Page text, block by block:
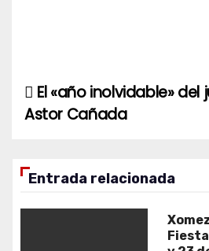
Navegación
de
entradas
El «año inolvidable» del
Astor Cañada
Entrada relacionada